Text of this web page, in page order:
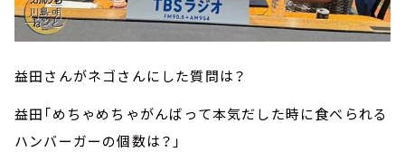
益田さんがネゴさんにした質問は？
益田「めちゃめちゃがんばって本気だした時に食べられる
ハンバーガーの個数は？」